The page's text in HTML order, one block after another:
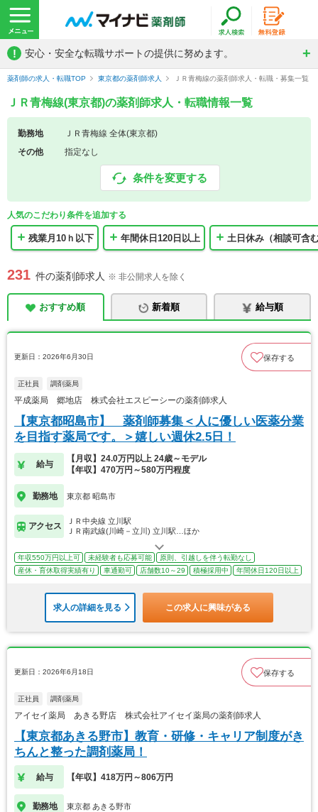
! 安心・安全な転職サポートの提供に努めます。
薬剤師の求人・転職TOP 東京都の薬剤師求人 ＪＲ青梅線の薬剤師求人・転職・募集一覧
ＪＲ青梅線(東京都)の薬剤師求人・転職情報一覧
勤務地
ＪＲ青梅線 全体(東京都)
その他
指定なし
条件を変更する
人気のこだわり条件を追加する
残業月10ｈ以下 年間休日120日以上 土日休み（相談可含
231 件の薬剤師求人 ※ 非公開求人を除く
おすすめ順 新着順 給与順
更新日：2026年6月30日 保存する
正社員 調剤薬局
平成薬局 郷地店 株式会社エスピーシーの薬剤師求人
【東京都昭島市】 薬剤師募集＜人に優しい医薬分業
を目指す薬局です。＞嬉しい週休2.5日！
給与
【月収】24.0万円以上 24歳～モデル
【年収】470万円～580万円程度
勤務地 東京都 昭島市
アクセス
ＪＲ中央線 立川駅
ＪＲ南武線(川崎－立川) 立川駅…ほか
年収550万円以上可 未経験者も応募可能
原則、引越しを伴う転勤なし
産休・育休取得実績有り
車通勤可 店舗数10～29 積極採用中 年間休日120日以上
求人の詳細を見る この求人に興味がある
更新日：2026年6月18日 保存する
正社員 調剤薬局
アイセイ薬局 あきる野店 株式会社アイセイ薬局の薬剤師求人
【東京都あきる野市】教育・研修・キャリア制度がき
ちんと整った調剤薬局！
給与 【年収】418万円～806万円
勤務地 東京都 あきる野市